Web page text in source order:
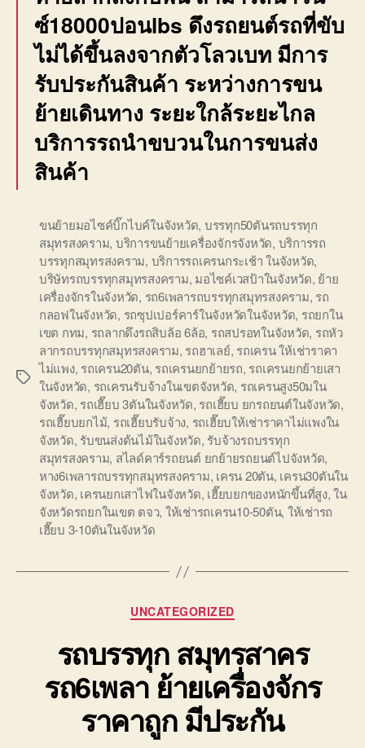
ซ์18000ปอนlbs ดึงรถยนต์รถที่ขับ
ไม่ได้ขึ้นลงจากตัวโลวเบท มีการ
รับประกันสินค้า ระหว่างการขน
ย้ายเดินทาง ระยะใกล้ระยะไกล
บริการรถนำขบวนในการขนส่ง
สินค้า
Tags
ขนย้ายมอไซค์บิ๊กไบค์ในจังหวัด, บรรทุก50ตันรถบรรทุก
สมุทรสงคราม, บริการขนย้ายเครื่องจักรจังหวัด, บริการรถ
บรรทุกสมุทรสงคราม, บริการรถเครนกระเช้า ในจังหวัด,
บริษัทรถบรรทุกสมุทรสงคราม, มอไซค์เวสป้าในจังหวัด, ย้าย
เครื่องจักรในจังหวัด, รถ6เพลารถบรรทุกสมุทรสงคราม, รถ
กลอฟในจังหวัด, รถซุปเปอร์คาร์ในจังหวัดในจังหวัด, รถยกใน
เขต กทม, รถลากดึงรถสิบล้อ 6ล้อ, รถสปรอทในจังหวัด, รถหัว
ลากรถบรรทุกสมุทรสงคราม, รถฮาเลย์, รถเครน ให้เช่าราคา
ไม่แพง, รถเครน20ตัน, รถเครนยกย้ายรถ, รถเครนยกย้ายเสา
ในจังหวัด, รถเครนรับจ้างในเขตจังหวัด, รถเครนสูง50มใน
จังหวัด, รถเฮี๊ยบ 3ตันในจังหวัด, รถเฮี๊ยบ ยกรถยนต์ในจังหวัด,
รถเฮี๊ยบยกไม้, รถเฮี๊ยบรับจ้าง, รถเฮี๊ยบให้เช่าราคาไม่แพงใน
จังหวัด, รับขนส่งต้นไม้ในจังหวัด, รับจ้างรถบรรทุก
สมุทรสงคราม, สไลด์คาร์รถยนต์ ยกย้ายรถยนต์ไปจังหวัด,
หาง6เพลารถบรรทุกสมุทรสงคราม, เครน 20ตัน, เครน30ตันใน
จังหวัด, เครนยกเสาไฟในจังหวัด, เฮี๊ยบยกของหนักขึ้นที่สูง,ใน
จังหวัดรถยกในเขต ตจว, ให้เช่ารถเครน10-50ตัน, ให้เช่ารถ
เฮี๊ยบ 3-10ตันในจังหวัด
Categories
UNCATEGORIZED
รถบรรทุก สมุทรสาคร
รถ6เพลา ย้ายเครื่องจักร
ราคาถูก มีประกัน